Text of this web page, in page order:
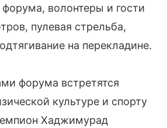
форума, волонтеры и гости
пулевая стрельба,
на перекладине.
форума встретятся
культуре и спорту
Хаджимурад